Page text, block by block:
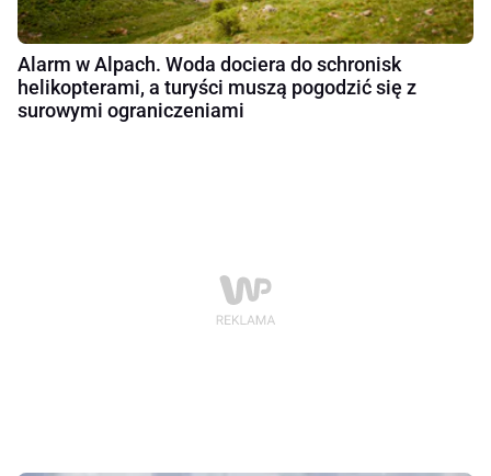
Alarm w Alpach. Woda dociera do schronisk
helikopterami, a turyści muszą pogodzić się z
surowymi ograniczeniami